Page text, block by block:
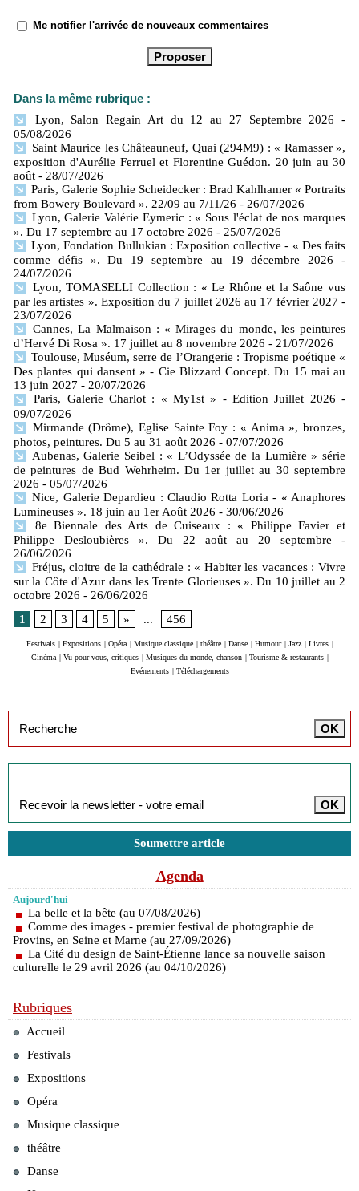
Me notifier l'arrivée de nouveaux commentaires
Dans la même rubrique :
Lyon, Salon Regain Art du 12 au 27 Septembre 2026
-
05/08/2026
Saint Maurice les Châteauneuf, Quai (294M9) : « Ramasser »,
exposition d'Aurélie Ferruel et Florentine Guédon. 20 juin au 30
août - 28/07/2026
Paris, Galerie Sophie Scheidecker : Brad Kahlhamer « Portraits
from Bowery Boulevard ». 22/09 au 7/11/26 - 26/07/2026
Lyon, Galerie Valérie Eymeric : « Sous l'éclat de nos marques
». Du 17 septembre au 17 octobre 2026 - 25/07/2026
Lyon, Fondation Bullukian : Exposition collective - « Des faits
comme défis ». Du 19 septembre au 19 décembre 2026
-
24/07/2026
Lyon, TOMASELLI Collection : « Le Rhône et la Saône vus
par les artistes ». Exposition du 7 juillet 2026 au 17 février 2027 -
23/07/2026
Cannes, La Malmaison : « Mirages du monde, les peintures
d’Hervé Di Rosa ». 17 juillet au 8 novembre 2026 - 21/07/2026
Toulouse, Muséum, serre de l’Orangerie : Tropisme poétique «
Des plantes qui dansent » - Cie Blizzard Concept. Du 15 mai au
13 juin 2027 - 20/07/2026
Paris, Galerie Charlot : « My1st » - Edition Juillet 2026 -
09/07/2026
Mirmande (Drôme), Eglise Sainte Foy : « Anima », bronzes,
photos, peintures. Du 5 au 31 août 2026 - 07/07/2026
Aubenas, Galerie Seibel : « L’Odyssée de la Lumière » série
de peintures de Bud Wehrheim. Du 1er juillet au 30 septembre
2026 - 05/07/2026
Nice, Galerie Depardieu : Claudio Rotta Loria - « Anaphores
Lumineuses ». 18 juin au 1er Août 2026 - 30/06/2026
8e Biennale des Arts de Cuiseaux : « Philippe Favier et
Philippe Desloubières ». Du 22 août au 20 septembre
-
26/06/2026
Fréjus, cloitre de la cathédrale : « Habiter les vacances : Vivre
sur la Côte d'Azur dans les Trente Glorieuses ». Du 10 juillet au 2
octobre 2026 - 26/06/2026
1
2 3 4 5 » ... 456
Festivals | Expositions | Opéra | Musique classique | théâtre | Danse | Humour | Jazz | Livres |
Cinéma | Vu pour vous, critiques | Musiques du monde, chanson | Tourisme & restaurants |
Evénements | Téléchargements
Soumettre article
Agenda
Aujourd'hui
La belle et la bête (au 07/08/2026)
Comme des images - premier festival de photographie de
Provins, en Seine et Marne (au 27/09/2026)
La Cité du design de Saint-Étienne lance sa nouvelle saison
culturelle le 29 avril 2026 (au 04/10/2026)
Rubriques
Accueil
Festivals
Expositions
Opéra
Musique classique
théâtre
Danse